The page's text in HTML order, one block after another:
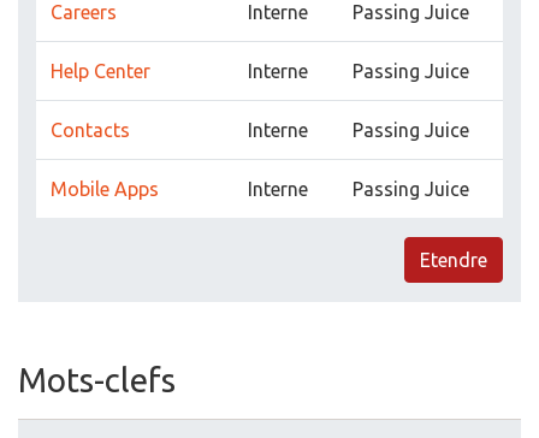
Careers Interne Passing Juice
Help Center Interne Passing Juice
Contacts Interne Passing Juice
Mobile Apps Interne Passing Juice
Etendre
Mots-clefs